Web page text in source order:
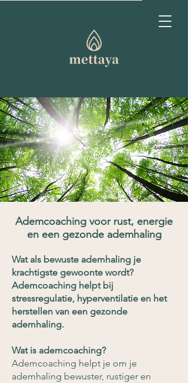
Ademcoaching voor rust, energie
en een gezonde ademhaling
Wat als bewuste ademhaling je
krachtigste gewoonte wordt?
Ademcoaching helpt bij
stressregulatie, hyperventilatie en het
herstellen van een gezonde
ademhaling.
Wat is ademcoaching?
Ademcoaching helpt je om je
ademhaling bewuster, rustiger en